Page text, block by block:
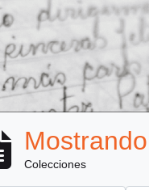
Colecciones